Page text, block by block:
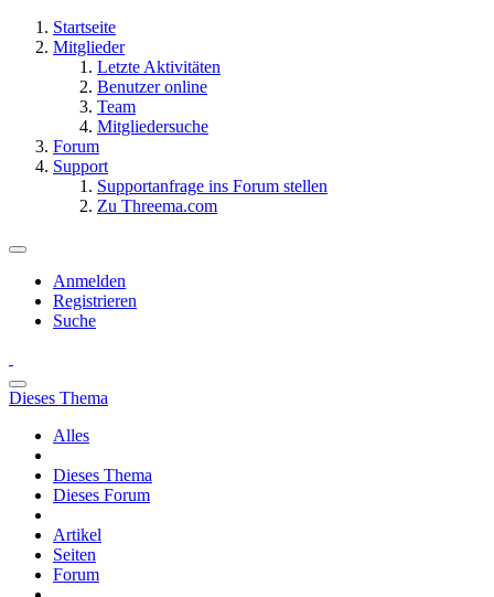
Startseite
Mitglieder
Letzte Aktivitäten
Benutzer online
Team
Mitgliedersuche
Forum
Support
Supportanfrage ins Forum stellen
Zu Threema.com
Anmelden
Registrieren
Suche
Dieses Thema
Alles
Dieses Thema
Dieses Forum
Artikel
Seiten
Forum